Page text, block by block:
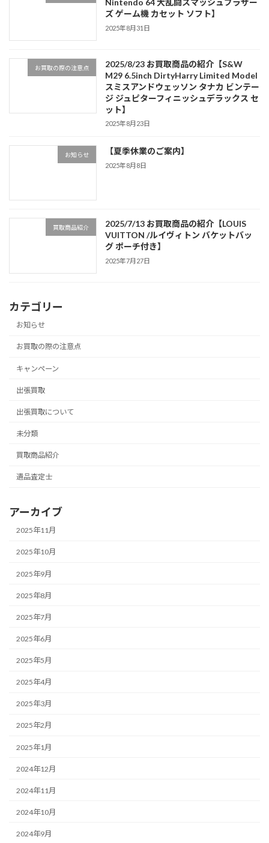
Nintendo 64 大乱闘スマッシュブラザー
ズ ゲーム機 カセット ソフト】
2025年8月31日
お買取の際の注意点
2025/8/23 お買取商品の紹介【S&W
M29 6.5inch DirtyHarry Limited Model
スミスアンドウェッソン タナカ ビンテー
ジ ジュピターフィニッシュデラックス セ
ット】
2025年8月23日
お知らせ 【夏季休業のご案内】
2025年8月8日
買取商品紹介
2025/7/13 お買取商品の紹介【LOUIS
VUITTON /ルイヴィトン バケットバッ
グ ポーチ付き】
2025年7月27日
カテゴリー
お知らせ
お買取の際の注意点
キャンペーン
出張買取
出張買取について
未分類
買取商品紹介
遺品査定士
アーカイブ
2025年11月
2025年10月
2025年9月
2025年8月
2025年7月
2025年6月
2025年5月
2025年4月
2025年3月
2025年2月
2025年1月
2024年12月
2024年11月
2024年10月
2024年9月